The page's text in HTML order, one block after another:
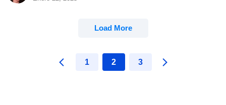
Load More
1 2 3